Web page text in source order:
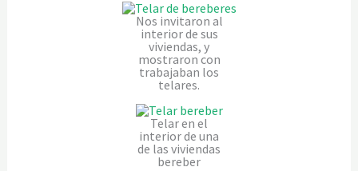
Nos invitaron al
interior de sus
viviendas, y
mostraron con
trabajaban los
telares.
Telar en el
interior de una
de las viviendas
bereber